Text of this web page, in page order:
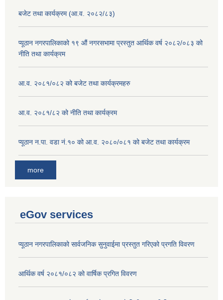
बजेट तथा कार्यक्रम (आ.व. २०८२/८३)
प्यूठान नगरपालिकाको १९ औं नगरसभामा प्रस्तुत आर्थिक वर्ष २०८२/०८३ को
नीति तथा कार्यक्रम
आ.व. २०८१/०८२ को बजेट तथा कार्यक्रमहरु
आ.व. २०८१/८२ को नीति तथा कार्यक्रम
प्यूठान न.पा. वडा नं.१० को आ.व. २०८०/०८१ को बजेट तथा कार्यक्रम
more
eGov services
प्यूठान नगरपालिकाको सार्वजनिक सुनुवाईमा प्रस्तुत गरिएको प्रगति विवरण
आर्थिक वर्ष २०८१/०८२ को वार्षिक प्रगित विवरण